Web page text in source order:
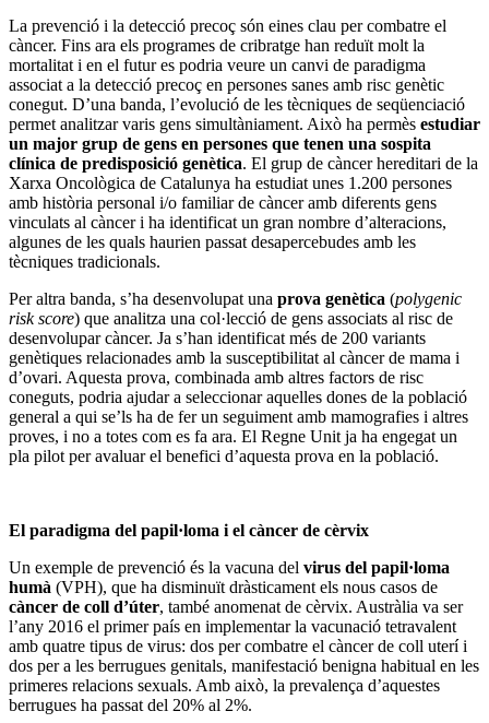
La prevenció i la detecció precoç són eines clau per combatre el
càncer. Fins ara els programes de cribratge han reduït molt la
mortalitat i en el futur es podria veure un canvi de paradigma
associat a la detecció precoç en persones sanes amb risc genètic
conegut. D’una banda, l’evolució de les tècniques de seqüenciació
permet analitzar varis gens simultàniament. Això ha permès estudiar
un major grup de gens en persones que tenen una sospita
clínica de predisposició genètica. El grup de càncer hereditari de la
Xarxa Oncològica de Catalunya ha estudiat unes 1.200 persones
amb història personal i/o familiar de càncer amb diferents gens
vinculats al càncer i ha identificat un gran nombre d’alteracions,
algunes de les quals haurien passat desapercebudes amb les
tècniques tradicionals.
Per altra banda, s’ha desenvolupat una prova genètica (polygenic
risk score) que analitza una col·lecció de gens associats al risc de
desenvolupar càncer. Ja s’han identificat més de 200 variants
genètiques relacionades amb la susceptibilitat al càncer de mama i
d’ovari. Aquesta prova, combinada amb altres factors de risc
coneguts, podria ajudar a seleccionar aquelles dones de la població
general a qui se’ls ha de fer un seguiment amb mamografies i altres
proves, i no a totes com es fa ara. El Regne Unit ja ha engegat un
pla pilot per avaluar el benefici d’aquesta prova en la població.
El paradigma del papil·loma i el càncer de cèrvix
Un exemple de prevenció és la vacuna del virus del papil·loma
humà (VPH), que ha disminuït dràsticament els nous casos de
càncer de coll d’úter, també anomenat de cèrvix. Austràlia va ser
l’any 2016 el primer país en implementar la vacunació tetravalent
amb quatre tipus de virus: dos per combatre el càncer de coll uterí i
dos per a les berrugues genitals, manifestació benigna habitual en les
primeres relacions sexuals. Amb això, la prevalença d’aquestes
berrugues ha passat del 20% al 2%.